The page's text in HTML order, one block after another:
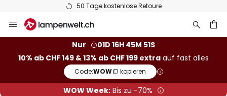
50 Tage kostenlose Retoure
Inhalt
Nur
01D 16H 45M 51S
10% ab CHF 149 & 13% ab CHF 199 extra auf fast alles
Code:WOW kopieren
WOW Week:Bis zu -70%